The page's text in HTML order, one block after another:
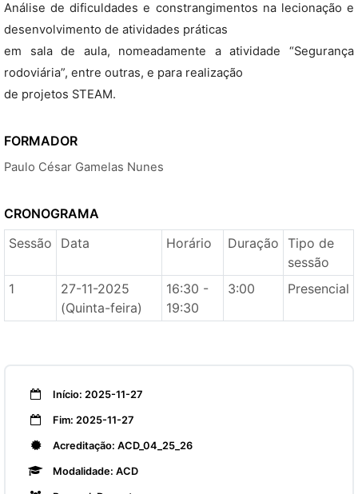
Análise de dificuldades e constrangimentos na lecionação e
desenvolvimento de atividades práticas
em sala de aula, nomeadamente a atividade “Segurança
rodoviária”, entre outras, e para realização
de projetos STEAM.
FORMADOR
Paulo César Gamelas Nunes
CRONOGRAMA
Sessão
Data Horário Duração Tipo de
sessão
1
27-11-2025
(Quinta-feira)
16:30 -
19:30
3:00 Presencial
Início: 2025-11-27
Fim: 2025-11-27
Acreditação: ACD_04_25_26
Modalidade: ACD